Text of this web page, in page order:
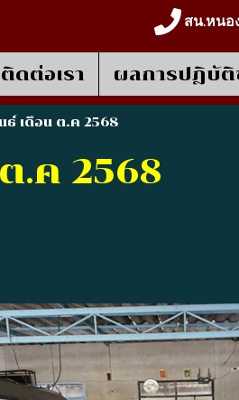
สน.หนอ
ติดต่อเรา ผลการปฎิบัติ
ธ์ เดือน ต.ค 2568
.ค 2568